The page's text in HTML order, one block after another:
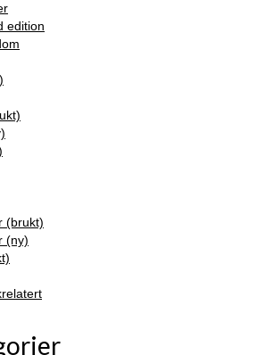
edition
(brukt)
(ny)